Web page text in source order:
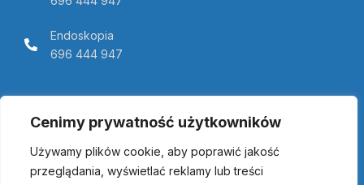
Cenimy prywatność użytkowników
Używamy plików cookie, aby poprawić jakość
przeglądania, wyświetlać reklamy lub treści
Endoskopia
696 444 947
Telemedycyna Pomerania